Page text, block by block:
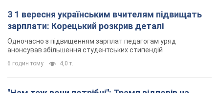
З 1 вересня українським вчителям підвищать
зарплати: Корецький розкрив деталі
Одночасно з підвищенням зарплат педагогам уряд
анонсував збільшення студентських стипендій
6 годин тому 4,0 т.